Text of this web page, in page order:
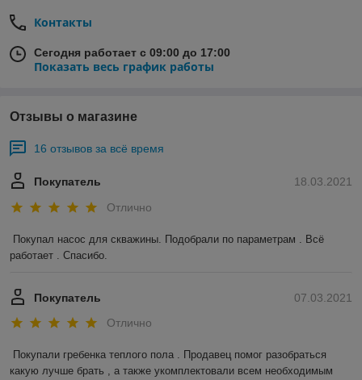
Контакты
Сегодня работает с 09:00 до 17:00
Показать весь график работы
Отзывы о магазине
16 отзывов за всё время
18.03.2021
Покупатель
Отлично
Покупал насос для скважины. Подобрали по параметрам . Всё
работает . Спасибо.
07.03.2021
Покупатель
Отлично
Покупали гребенка теплого пола . Продавец помог разобраться
какую лучше брать , а также укомплектовали всем необходимым